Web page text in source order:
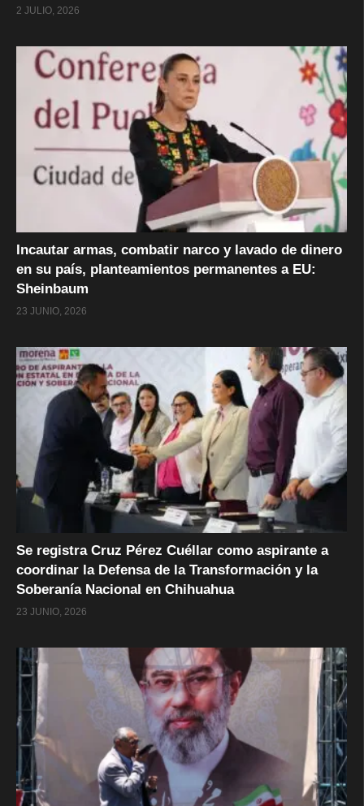
2 JULIO, 2026
Incautar armas, combatir narco y lavado de dinero
en su país, planteamientos permanentes a EU:
Sheinbaum
23 JUNIO, 2026
Se registra Cruz Pérez Cuéllar como aspirante a
coordinar la Defensa de la Transformación y la
Soberanía Nacional en Chihuahua
23 JUNIO, 2026